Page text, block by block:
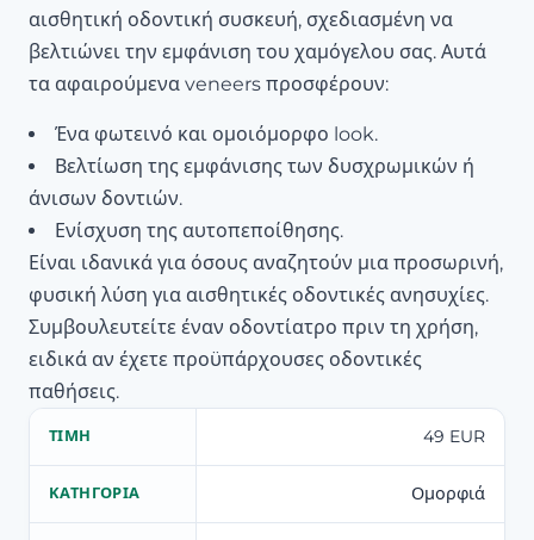
αισθητική οδοντική συσκευή, σχεδιασμένη να
βελτιώνει την εμφάνιση του χαμόγελου σας. Αυτά
τα αφαιρούμενα veneers προσφέρουν:
Ένα φωτεινό και ομοιόμορφο look.
Βελτίωση της εμφάνισης των δυσχρωμικών ή
άνισων δοντιών.
Ενίσχυση της αυτοπεποίθησης.
Είναι ιδανικά για όσους αναζητούν μια προσωρινή,
φυσική λύση για αισθητικές οδοντικές ανησυχίες.
Συμβουλευτείτε έναν οδοντίατρο πριν τη χρήση,
ειδικά αν έχετε προϋπάρχουσες οδοντικές
παθήσεις.
ΤΙΜΉ 49 EUR
ΚΑΤΗΓΟΡΊΑ Ομορφιά